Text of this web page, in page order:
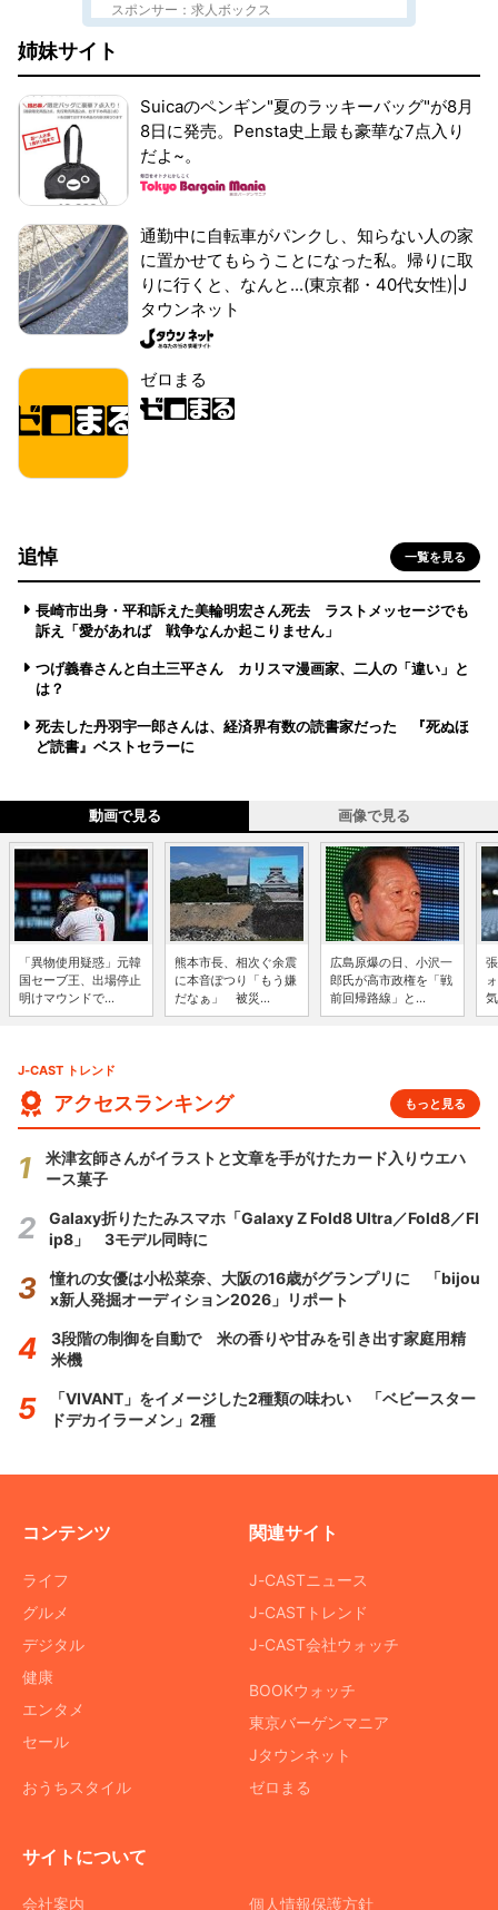
スポンサー：求人ボックス
姉妹サイト
Suicaのペンギン"夏のラッキーバッグ"が8月
8日に発売。Pensta史上最も豪華な7点入り
だよ~。
通勤中に自転車がパンクし、知らない人の家
に置かせてもらうことになった私。帰りに取
りに行くと、なんと...(東京都・40代女性)|J
タウンネット
ゼロまる
追悼 一覧を見る
長崎市出身・平和訴えた美輪明宏さん死去 ラストメッセージでも
訴え「愛があれば 戦争なんか起こりません」
つげ義春さんと白土三平さん カリスマ漫画家、二人の「違い」と
は？
死去した丹羽宇一郎さんは、経済界有数の読書家だった 『死ぬほ
ど読書』ベストセラーに
動画で見る 画像で見る
「異物使用疑惑」元韓
国セーブ王、出場停止
明けマウンドで...
熊本市長、相次ぐ余震
に本音ぽつり「もう嫌
だなぁ」 被災...
広島原爆の日、小沢一
郎氏が高市政権を「戦
前回帰路線」と...
J-CAST トレンド
アクセスランキング もっと見る
米津玄師さんがイラストと文章を手がけたカード入りウエハ
ース菓子
Galaxy折りたたみスマホ「Galaxy Z Fold8 Ultra／Fold8／Fl
ip8」 3モデル同時に
憧れの女優は小松菜奈、大阪の16歳がグランプリに 「bijou
x新人発掘オーディション2026」リポート
3段階の制御を自動で 米の香りや甘みを引き出す家庭用精
米機
「VIVANT」をイメージした2種類の味わい 「ベビースター
ドデカイラーメン」2種
コンテンツ
ライフ
グルメ
デジタル
健康
エンタメ
セール
おうちスタイル
関連サイト
J-CASTニュース
J-CASTトレンド
J-CAST会社ウォッチ
BOOKウォッチ
東京バーゲンマニア
Jタウンネット
ゼロまる
サイトについて
会社案内 個人情報保護方針